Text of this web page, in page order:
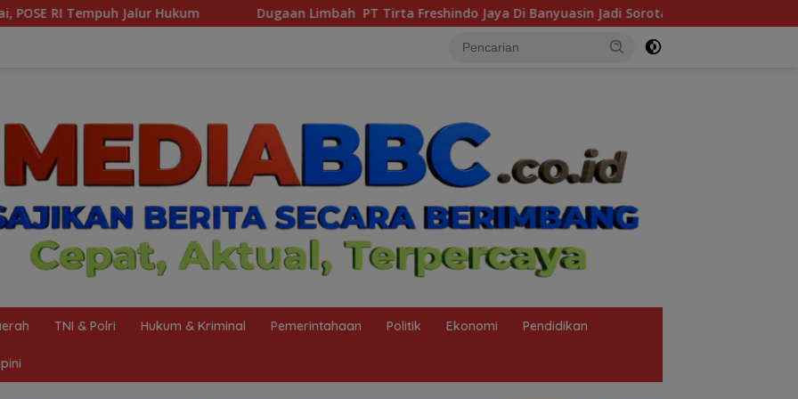
Limbah PT Tirta Freshindo Jaya Di Banyuasin Jadi Sorotan: Publik Tuntut Transparansi Pemerintah dan Perusahaan
TNI & Polri Hukum & Kriminal Pemerintahaan Politik Ekonomi Pendidikan